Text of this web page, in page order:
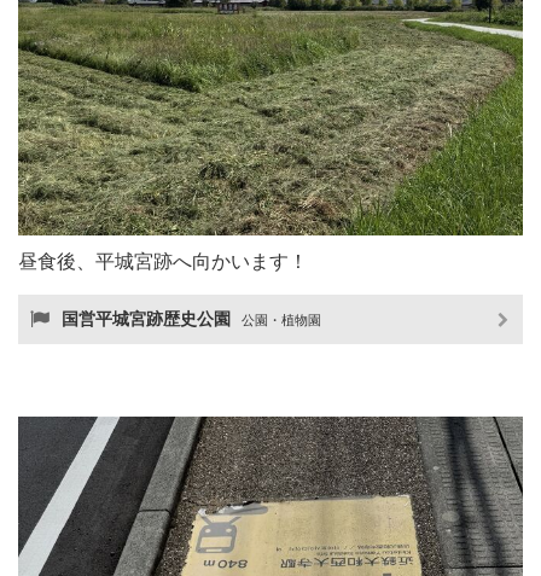
昼食後、平城宮跡へ向かいます！
国営平城宮跡歴史公園 公園・植物園